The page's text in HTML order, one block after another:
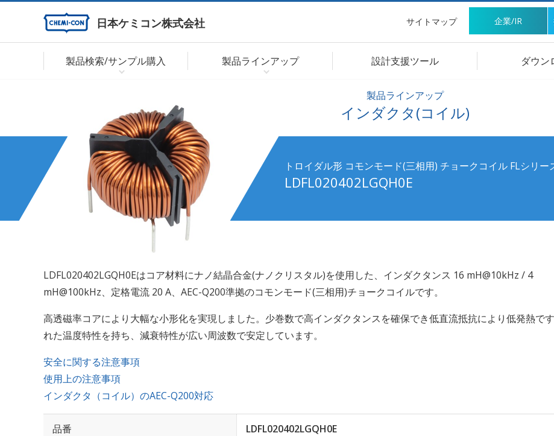
日本ケミコン株式会社 サイトマップ 企業/IR
製品検索/サンプル購入 製品ラインアップ 設計支援ツール ダウン
製品ラインアップ
インダクタ(コイル)
トロイダル形 コモンモード(三相用) チョークコイル FLシリー
LDFL020402LGQH0E
LDFL020402LGQH0Eはコア材料にナノ結晶合金(ナノクリスタル)を使用した、インダクタンス 16 mH@10kHz / 4
mH@100kHz、定格電流 20 A、AEC-Q200準拠のコモンモード(三相用)チョークコイルです。
高透磁率コアにより大幅な小形化を実現しました。少巻数で高インダクタンスを確保でき低直流抵抗により低発熱で
れた温度特性を持ち、減衰特性が広い周波数で安定しています。
安全に関する注意事項
使用上の注意事項
インダクタ（コイル）のAEC-Q200対応
品番 LDFL020402LGQH0E